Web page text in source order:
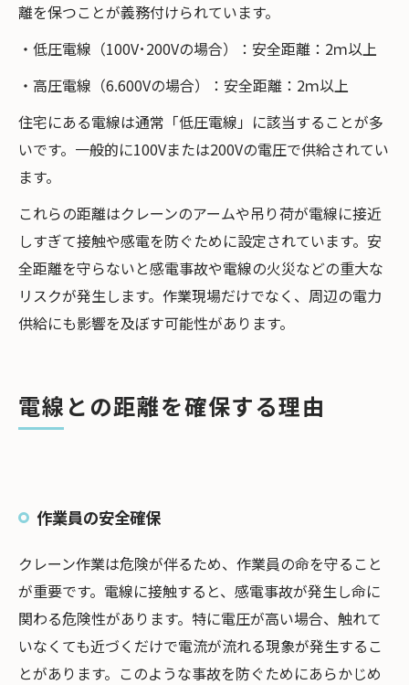
離を保つことが義務付けられています。
・低圧電線（100V･200Vの場合）：安全距離：2ｍ以上
・高圧電線（6.600Vの場合）：安全距離：2ｍ以上
住宅にある電線は通常「低圧電線」に該当することが多
いです。一般的に100Vまたは200Vの電圧で供給されてい
ます。
これらの距離はクレーンのアームや吊り荷が電線に接近
しすぎて接触や感電を防ぐために設定されています。安
全距離を守らないと感電事故や電線の火災などの重大な
リスクが発生します。作業現場だけでなく、周辺の電力
供給にも影響を及ぼす可能性があります。
電線との距離を確保する理由
作業員の安全確保
クレーン作業は危険が伴るため、作業員の命を守ること
が重要です。電線に接触すると、感電事故が発生し命に
関わる危険性があります。特に電圧が高い場合、触れて
いなくても近づくだけで電流が流れる現象が発生するこ
とがあります。このような事故を防ぐためにあらかじめ